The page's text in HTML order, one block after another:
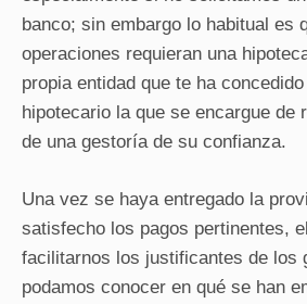
banco; sin embargo lo habitual es
operaciones requieran una
propia entidad que te ha
hipotecario la que se encargue de
de una gestoría de su confianza.
Una vez se haya entregado la
satisfecho los pagos pertinentes,
facilitarnos los justificantes de los
podamos conocer en qué se han